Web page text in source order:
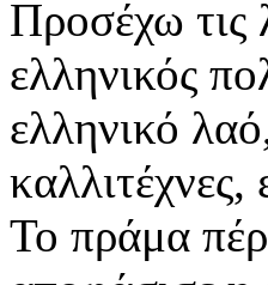
Προσέχω τις
ελληνικός
ελληνικό
Το πράμα